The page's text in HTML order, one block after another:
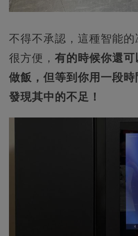
不得不承認，這種智能
很方便， 有的時候你還
做飯，但等到你用一段
發現其中的不足！